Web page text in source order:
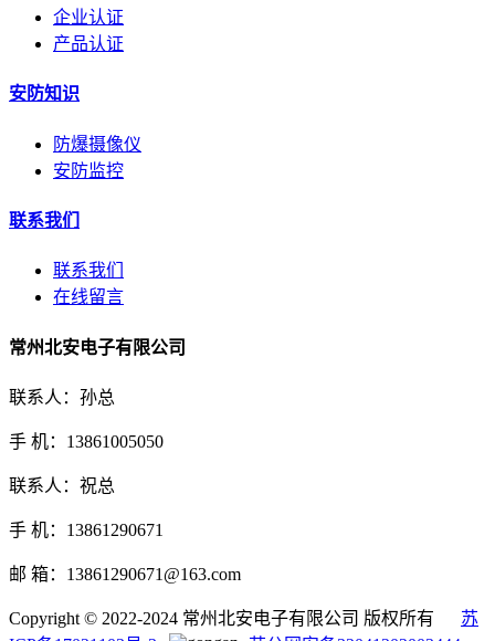
企业认证
产品认证
安防知识
防爆摄像仪
安防监控
联系我们
联系我们
在线留言
常州北安电子有限公司
联系人：孙总
手 机：13861005050
联系人：祝总
手 机：13861290671
邮 箱：13861290671@163.com
Copyright © 2022-2024 常州北安电子有限公司 版权所有 苏